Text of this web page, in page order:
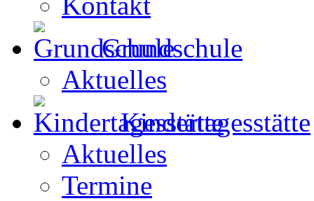
Grundschule
Aktuelles
Kindertagesstätte
Aktuelles
Termine